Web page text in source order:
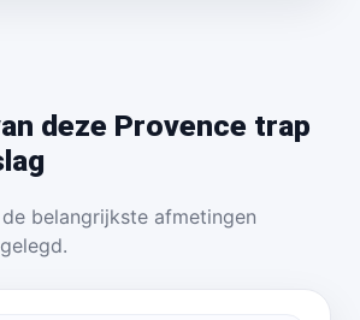
deze Provence trap
belangrijkste afmetingen